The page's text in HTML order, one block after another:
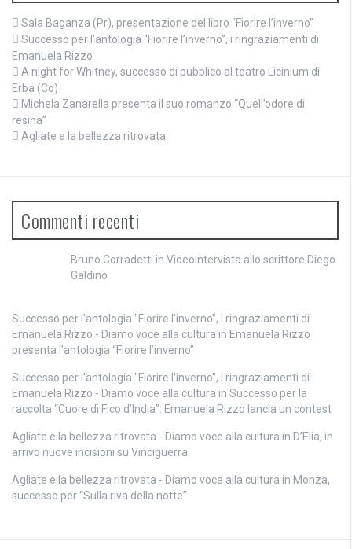
Sala Baganza (Pr), presentazione del libro “Fiorire l’inverno”
Successo per l’antologia “Fiorire l’inverno”, i ringraziamenti di
Emanuela Rizzo
A night for Whitney, successo di pubblico al teatro Licinium di
Erba (Co)
Michela Zanarella presenta il suo romanzo “Quell’odore di
resina”
Agliate e la bellezza ritrovata
Commenti recenti
Bruno Corradetti in Videointervista allo scrittore Diego
Galdino
Successo per l'antologia "Fiorire l'inverno", i ringraziamenti di
Emanuela Rizzo - Diamo voce alla cultura in Emanuela Rizzo
presenta l’antologia “Fiorire l’inverno”
Successo per l'antologia "Fiorire l'inverno", i ringraziamenti di
Emanuela Rizzo - Diamo voce alla cultura in Successo per la
raccolta “Cuore di Fico d’India”: Emanuela Rizzo lancia un contest
Agliate e la bellezza ritrovata - Diamo voce alla cultura in D’Elia, in
arrivo nuove incisioni su Vinciguerra
Agliate e la bellezza ritrovata - Diamo voce alla cultura in Monza,
successo per “Sulla riva della notte”